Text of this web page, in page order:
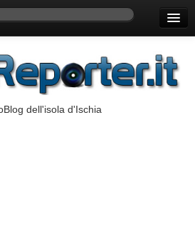
D’Ambra
dell'isola d'Ischia